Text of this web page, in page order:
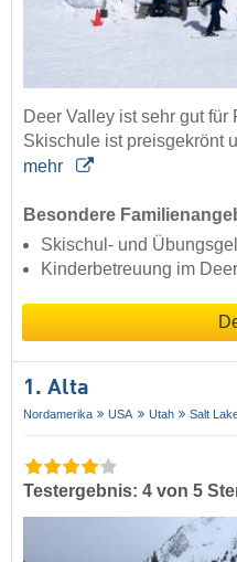
Deer Valley ist sehr gut
Skischule ist preisgekrönt
mehr
Besondere
Skischul- und
Kinderbetreuung im
1. Alta
Nordamerika USA Utah Salt
Testergebnis: 4 von 5